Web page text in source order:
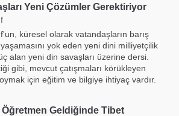
Yeni Çözümler Gerektiriyor
küresel olarak vatandaşların barış
yok eden yeni dini milliyetçilik
alan yeni din savaşları üzerine dersi.
gibi, mevcut çatışmaları körükleyen
için eğitim ve bilgiye ihtiyaç vardır.
Öğretmen Geldiğinde Tibet